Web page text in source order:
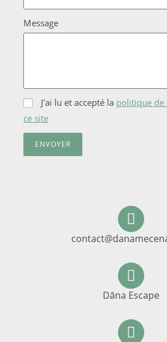
Message
J'ai lu et accepté la politique de
ce site
ENVOYER
Dāna Escape